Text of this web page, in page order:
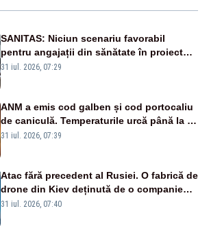
SANITAS: Niciun scenariu favorabil
pentru angajații din sănătate în proiectul
Legii salarizării
31 iul. 2026, 07:29
ANM a emis cod galben și cod portocaliu
de caniculă. Temperaturile urcă până la 38
de grade, iar nopțile devin tropicale
31 iul. 2026, 07:39
Atac fără precedent al Rusiei. O fabrică de
drone din Kiev deținută de o companie
americană, distrusă de o rachetă
31 iul. 2026, 07:40